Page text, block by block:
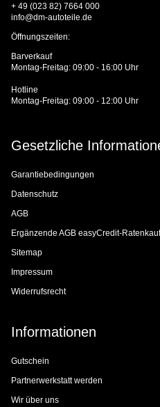
+ 49 (023 82) 7664 000
info@dm-autoteile.de
Öffnungszeiten:
Barverkauf
Montag-Freitag: 09:00 - 16:00 Uhr
Hotline
Montag-Freitag: 09:00 - 12:00 Uhr
Gesetzliche
Garantiebedingungen
Datenschutz
AGB
Ergänzende AGB easyCredit-Ratenkauf
Sitemap
Impressum
Widerrufsrecht
Informationen
Gutschein
Partnerwerkstatt werden
Wir über uns